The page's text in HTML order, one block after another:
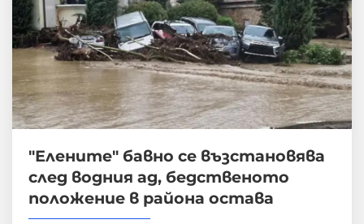
"Елените" бавно се възстановява
след водния ад, бедственото
положение в района остава